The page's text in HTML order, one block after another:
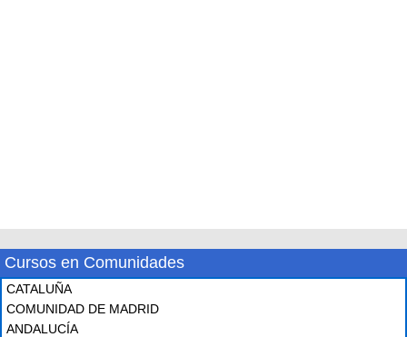
Cursos en Comunidades
CATALUÑA
COMUNIDAD DE MADRID
ANDALUCÍA